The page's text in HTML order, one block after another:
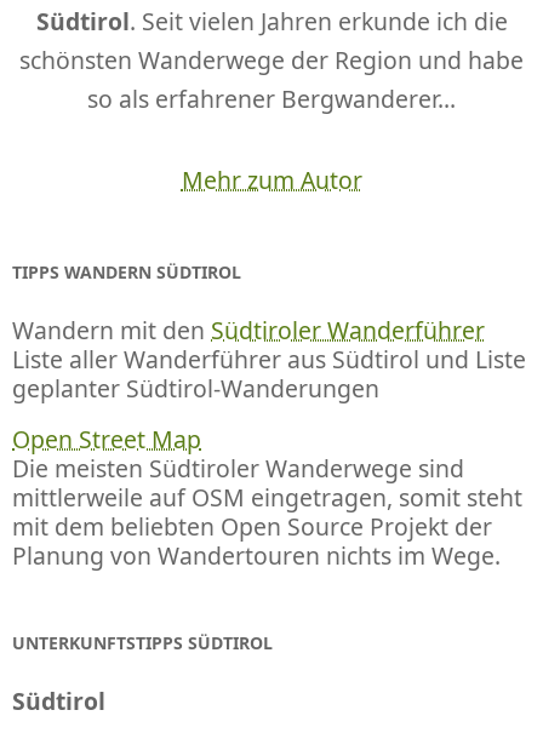
Südtirol. Seit vielen Jahren erkunde ich die
schönsten Wanderwege der Region und habe
so als erfahrener Bergwanderer...
Mehr zum Autor
TIPPS WANDERN SÜDTIROL
Wandern mit den Südtiroler Wanderführer
Liste aller Wanderführer aus Südtirol und Liste
geplanter Südtirol-Wanderungen
Open Street Map
Die meisten Südtiroler Wanderwege sind
mittlerweile auf OSM eingetragen, somit steht
mit dem beliebten Open Source Projekt der
Planung von Wandertouren nichts im Wege.
UNTERKUNFTSTIPPS SÜDTIROL
Südtirol